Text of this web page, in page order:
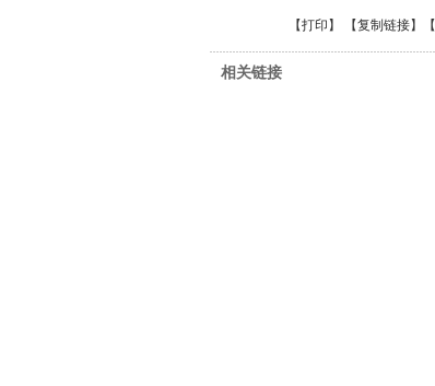
【打印 】 【复制链接】【
相关链接